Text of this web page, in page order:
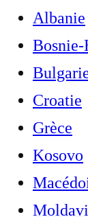
Albanie
Bosnie-
Croatie
Grèce
Kosovo